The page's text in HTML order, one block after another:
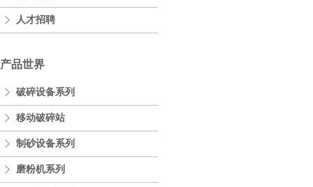
人才招聘
产品世界
破碎设备系列
移动破碎站
制砂设备系列
磨粉机系列